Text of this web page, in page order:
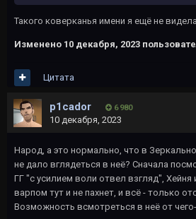
Такого коверканья имени я ещё не
Изменено 10 декабря, 2023
Цитата
p1cador 6 980
10 декабря, 2023
Народ, а это нормально, что в
не дало вглядеться в неё? Сначала
ГГ "с усилием воли отвел взгляд", Хейня
варпом тут и не пахнет, и всё - только
Возможность всмотреться в неё от